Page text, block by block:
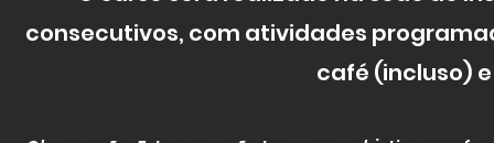
consecutivos, com atividades
café (incluso)